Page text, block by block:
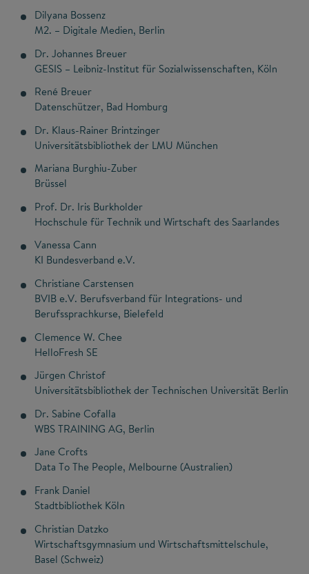
Dilyana Bossenz
M2. – Digitale Medien, Berlin
Dr. Johannes Breuer
GESIS – Leibniz-Institut für Sozialwissenschaften, Köln
René Breuer
Datenschützer, Bad Homburg
Dr. Klaus-Rainer Brintzinger
Universitätsbibliothek der LMU München
Mariana Burghiu-Zuber
Brüssel
Prof. Dr. Iris Burkholder
Hochschule für Technik und Wirtschaft des Saarlandes
Vanessa Cann
KI Bundesverband e.V.
Christiane Carstensen
BVIB e.V. Berufsverband für Integrations- und
Berufssprachkurse, Bielefeld
Clemence W. Chee
HelloFresh SE
Jürgen Christof
Universitätsbibliothek der Technischen Universität Berlin
Dr. Sabine Cofalla
WBS TRAINING AG, Berlin
Jane Crofts
Data To The People, Melbourne (Australien)
Frank Daniel
Stadtbibliothek Köln
Christian Datzko
Wirtschaftsgymnasium und Wirtschaftsmittelschule,
Basel (Schweiz)